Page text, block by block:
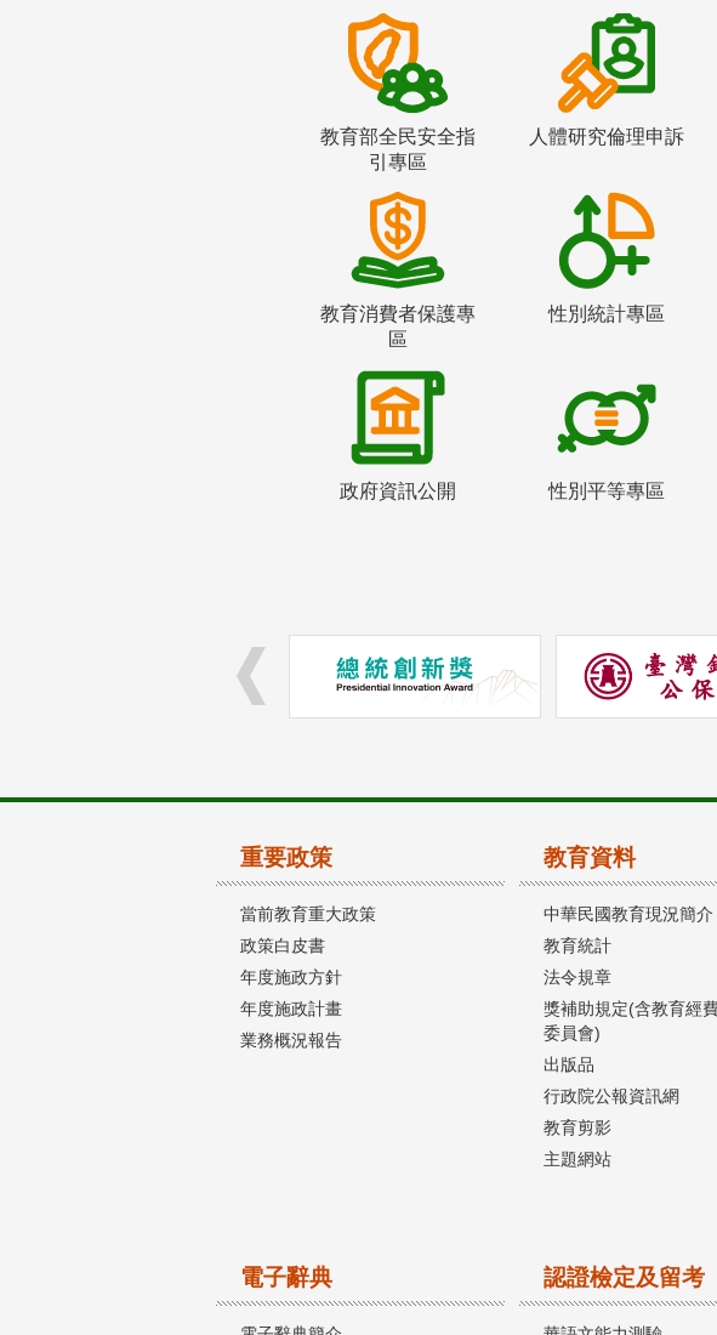
教育部全民安全指
引專區
人體研究倫理申訴
教育消費者保護專
區
性別統計專區
政府資訊公開 性別平等專區
重要政策
當前教育重大政策
政策白皮書
年度施政方針
年度施政計畫
業務概況報告
教育資料
中華民國教育現況簡介
教育統計
法令規章
獎補助規定(含教育經
委員會)
出版品
行政院公報資訊網
教育剪影
主題網站
電子辭典 認證檢定及留考